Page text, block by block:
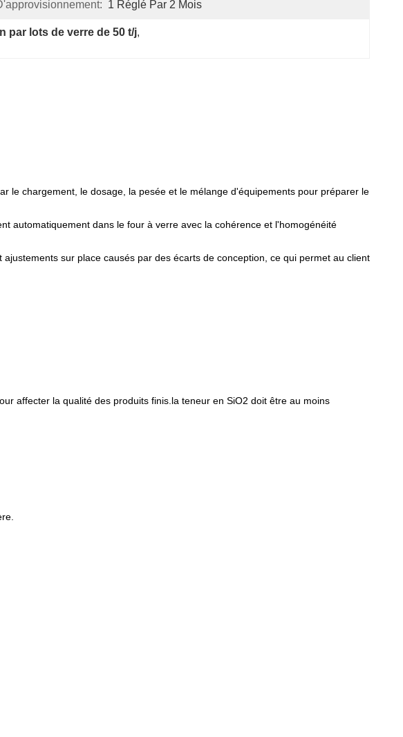
1 Réglé Par 2 Mois
par lots de verre de 50 t/j,
le chargement, le dosage, la pesée et le mélange d'équipements pour préparer le
automatiquement dans le four à verre avec la cohérence et l'homogénéité
sur place causés par des écarts de conception, ce qui permet au client
affecter la qualité des produits finis.la teneur en SiO2 doit être au moins